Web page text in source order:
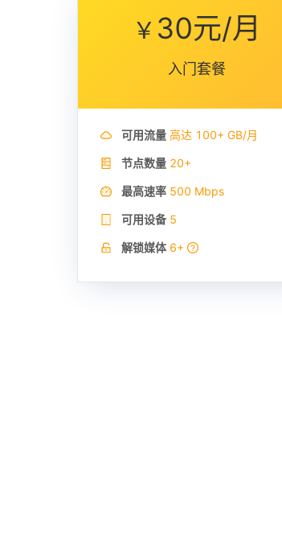
￥ 30元/月
入门套餐
可用流量 高达 100+ GB/月
节点数量 20+
最高速率 500 Mbps
可用设备5
解锁媒体 6+